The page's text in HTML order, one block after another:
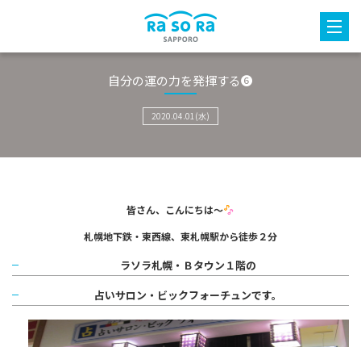
自分の運の力を発揮する❻
2020.04.01(水)
皆さん、こんにちは～
札幌地下鉄・東西線、 東札幌駅から徒歩２分
ラソラ札幌・Ｂタウン１階の
占いサロン・ビックフォーチュンです。